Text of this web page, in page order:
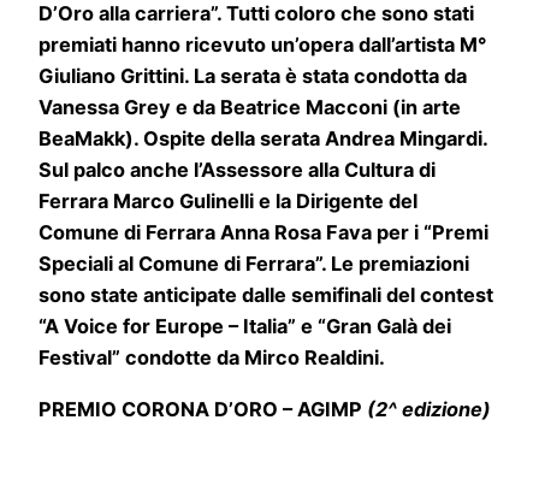
D’Oro alla carriera”. Tutti coloro che sono stati
premiati hanno ricevuto un’opera dall’artista M°
Giuliano Grittini. La serata è stata condotta da
Vanessa Grey e da Beatrice Macconi (in arte
BeaMakk). Ospite della serata Andrea Mingardi.
Sul palco anche l’Assessore alla Cultura di
Ferrara Marco Gulinelli e la Dirigente del
Comune di Ferrara Anna Rosa Fava per i “Premi
Speciali al Comune di Ferrara”. Le premiazioni
sono state anticipate dalle semifinali del contest
“A Voice for Europe – Italia” e “Gran Galà dei
Festival” condotte da Mirco Realdini.
PREMIO CORONA D’ORO – AGIMP (2^ edizione)